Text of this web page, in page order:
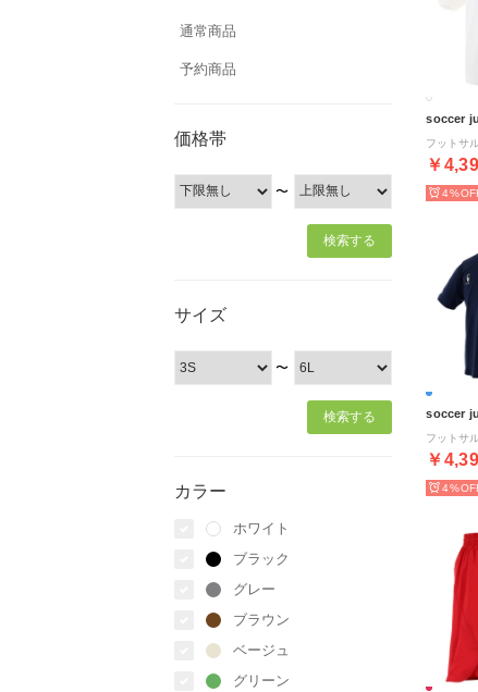
通常商品
予約商品
価格帯
〜
サイズ
〜
カラー
ホワイト
ブラック
グレー
ブラウン
ベージュ
グリーン
soccer
￥
4%
soccer
￥
4%